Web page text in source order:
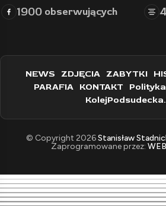
1900 obserwujących
NEWS ZDJĘCIA ZABYTKI
PARAFIA KONTAKT
© Copyright 2026Stanisław
Zaprogramowane przez: